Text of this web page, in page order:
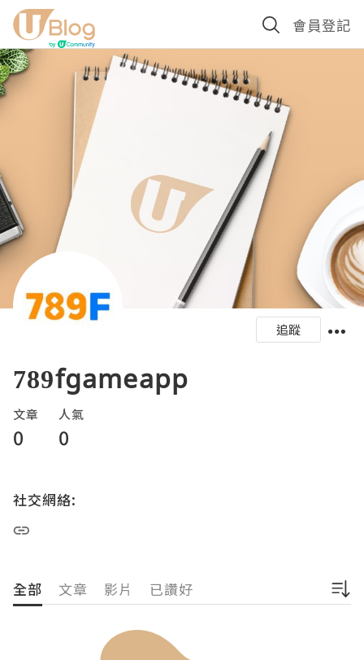
會員登記
追蹤
789fgameapp
文章
0
人氣
0
社交網絡:
全部 文章 影片 已讚好